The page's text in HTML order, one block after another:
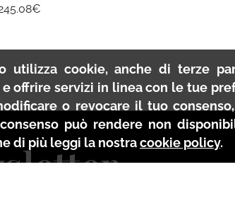
€
utilizza cookie, anche di terze
e offrire servizi in linea con le tue
o revocare il tuo
può rendere non
di più leggi la nostra cookie policy.